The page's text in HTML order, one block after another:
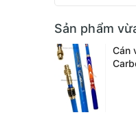
Sản phẩm
Cán